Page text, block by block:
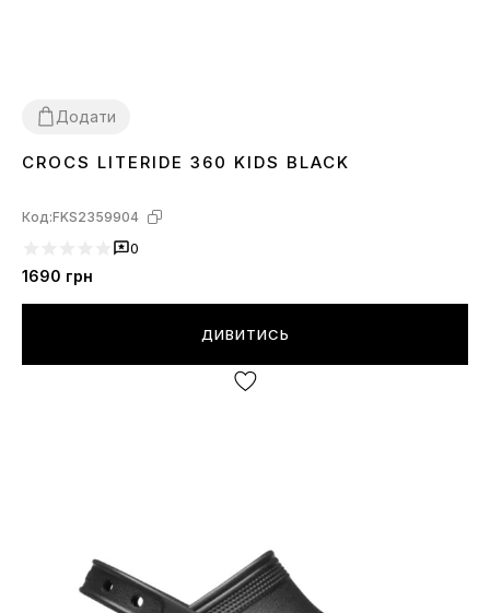
Додати
262728 2930
CROCS LITERIDE 360 KIDS BLACK
Код:FKS2359904
0
1690 грн
ДИВИТИСЬ